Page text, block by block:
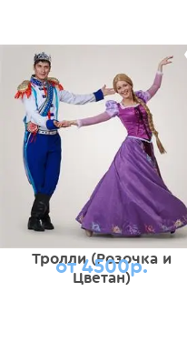
Тролли (Розочка и
Цветан)
от 4500р.